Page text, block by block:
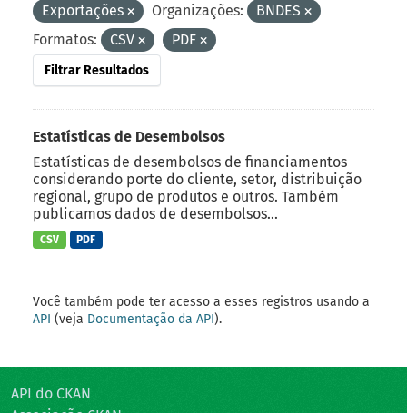
Exportações
Organizações:
BNDES
Formatos:
CSV PDF
Filtrar Resultados
Estatísticas de Desembolsos
Estatísticas de desembolsos de financiamentos
considerando porte do cliente, setor, distribuição
regional, grupo de produtos e outros. Também
publicamos dados de desembolsos...
CSV PDF
Você também pode ter acesso a esses registros usando a
API (veja Documentação da API).
API do CKAN